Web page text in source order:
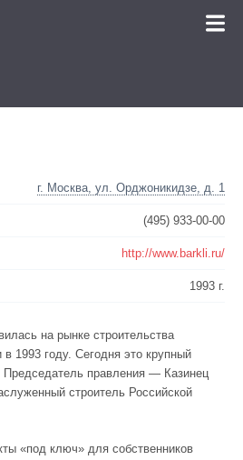
г. Москва, ул. Орджоникидзе, д. 1
(495) 933-00-00
http://www.barkli.ru/
1993 г.
на рынке строительства
1993 году. Сегодня это крупный
Председатель правления — Казинец
строитель Российской
«под ключ» для собственников